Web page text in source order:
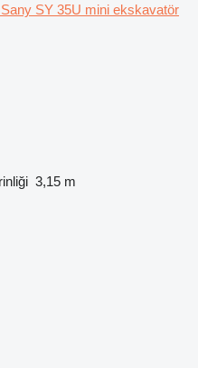
SY 35U mini ekskavatör
3,15 m